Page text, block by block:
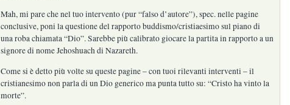
Mah, mi pare che nel tuo intervento (pur “falso d’autore”), spec. nelle pagine
conclusive, poni la questione del rapporto buddismo/cristiaesimo sul piano di
una roba chiamata “Dio”. Sarebbe più calibrato giocare la partita in rapporto a un
signore di nome Jehoshuach di Nazareth.
Come si è detto più volte su queste pagine – con tuoi rilevanti interventi – il
cristianesimo non parla di un Dio generico ma punta tutto su: “Cristo ha vinto la
morte”.